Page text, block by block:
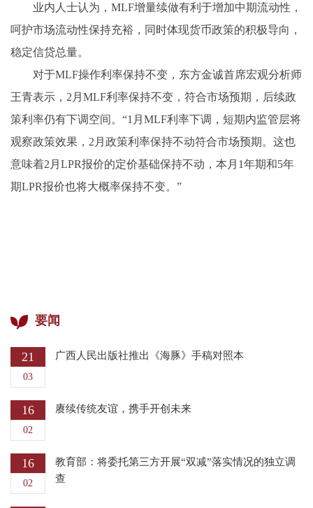
业内人士认为，MLF增量续做有利于增加中期流动性，
呵护市场流动性保持充裕，同时体现货币政策的积极导向，
稳定信贷总量。
对于MLF操作利率保持不变，东方金诚首席宏观分析师
王青表示，2月MLF利率保持不变，符合市场预期，后续政
策利率仍有下调空间。“1月MLF利率下调，短期内监管层将
观察政策效果，2月政策利率保持不动符合市场预期。这也
意味着2月LPR报价的定价基础保持不动，本月1年期和5年
期LPR报价也将大概率保持不变。”
要闻
21
03
广西人民出版社推出《海豚》手稿对照本
16
02
赓续传统友谊，携手开创未来
16
02
教育部：将委托第三方开展“双减”落实情况的独立调
查